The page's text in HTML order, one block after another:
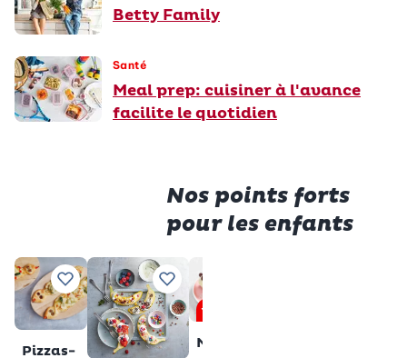
Betty Family
Santé
Meal prep: cuisiner à l'avance
facilite le quotidien
Nos points forts
pour les enfants
Ajouter à vos recettes préférées
Pizzas-
Ajouter à vos recettes préférées
Muffins